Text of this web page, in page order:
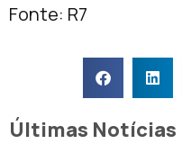
Fonte: R7
Últimas Notícias